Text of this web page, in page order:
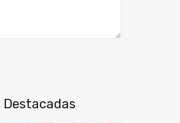
Destacadas